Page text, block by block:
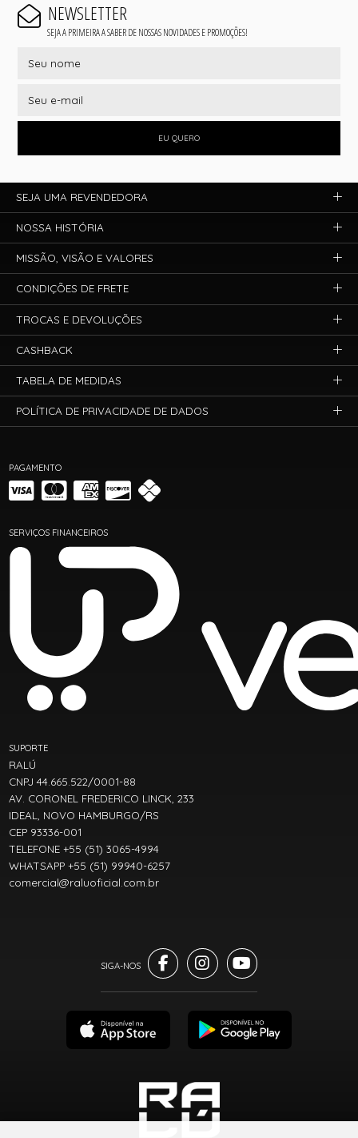
NEWSLETTER
SEJA A PRIMEIRA A SABER DE NOSSAS NOVIDADES E PROMOÇÕES!
EU QUERO
PAGAMENTO
SERVIÇOS FINANCEIROS
SUPORTE
RALÚ
CNPJ 44.665.522/0001-88
AV. CORONEL FREDERICO LINCK, 233
IDEAL, NOVO HAMBURGO/RS
CEP 93336-001
TELEFONE +55 (51) 3065-4994
WHATSAPP +55 (51) 99940-6257
comercial@raluoficial.com.br
SEJA UMA REVENDEDORA
NOSSA HISTÓRIA
MISSÃO, VISÃO E VALORES
CONDIÇÕES DE FRETE
TROCAS E DEVOLUÇÕES
CASHBACK
TABELA DE MEDIDAS
POLÍTICA DE PRIVACIDADE DE DADOS